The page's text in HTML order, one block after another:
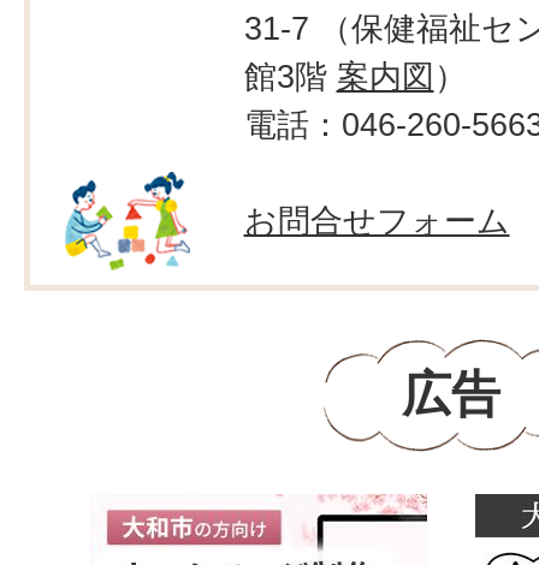
31-7 （保健福祉セ
館3階 案内図 ）
電話：046-260-
お問合せフォーム
広告